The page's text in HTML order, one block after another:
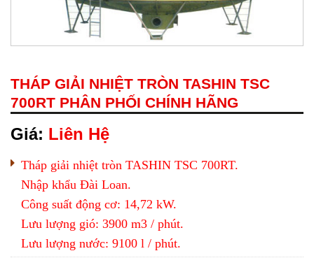
THÁP GIẢI NHIỆT TRÒN TASHIN TSC
700RT PHÂN PHỐI CHÍNH HÃNG
Giá: Liên Hệ
Tháp giải nhiệt tròn TASHIN TSC 700RT.
Nhập khẩu Đài Loan.
Công suất động cơ: 14,72 kW.
Lưu lượng gió: 3900 m3 / phút.
Lưu lượng nước: 9100 l / phút.